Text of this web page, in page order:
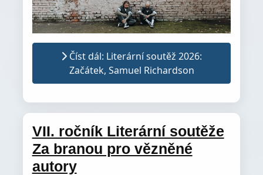
Číst dál: Literární soutěž 2026:
Začátek, Samuel Richardson
VII. ročník Literární soutěže
Za branou pro vězněné
autory